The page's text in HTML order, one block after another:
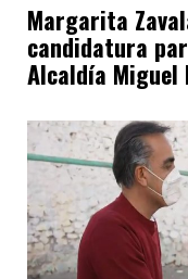
Margarita
candidatura
Alcaldía Miguel